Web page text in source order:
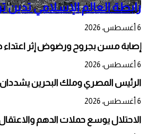
رابطة العالم الإسلامي
6 أغسطس، 2026
إصابة مسن بجروح ورضوض إثر اعتداء
6 أغسطس، 2026
الرئيس المصري وملك البحرين يشددان
6 أغسطس، 2026
الاحتلال يوسع حملات الدهم